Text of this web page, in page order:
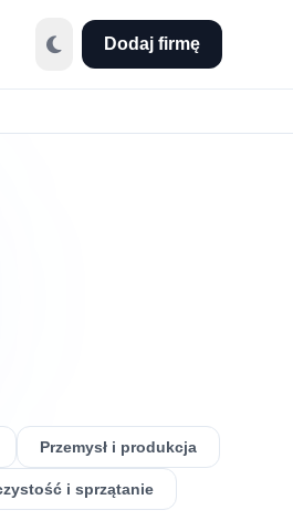
Dodaj firmę
Przemysł i produkcja
i sprzątanie